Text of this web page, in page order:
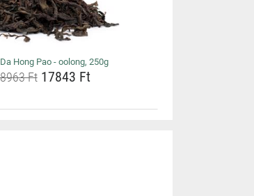
Hong Pao - oolong, 250g
Ft17843 Ft